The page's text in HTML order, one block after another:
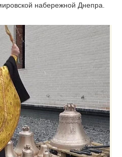
набережной Днепра.